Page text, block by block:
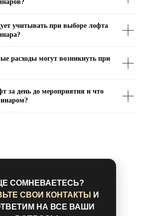
учитывать при выборе лофта
расходы могут возникнуть при
за день до мероприятия и что
СОМНЕВАЕТЕСЬ?
СВОИ КОНТАКТЫ
И
НА ВСЕ ВАШИ